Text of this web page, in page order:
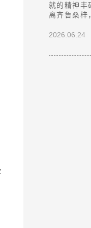
就的精神
离齐鲁桑梓
2026.06.24